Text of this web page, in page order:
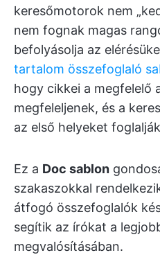
keresőmotorok nem
nem fognak magas
befolyásolja az
tartalom összefoglaló
hogy cikkei a megfelelő
megfeleljenek, és a
az első helyeket
Ez a Doc sablon
szakaszokkal
átfogó összefoglalók
segítik az írókat a
megvalósításában.